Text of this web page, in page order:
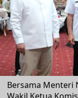
Bersama Menteri